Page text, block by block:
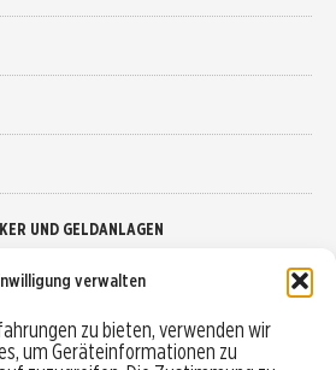
verwalten
zu bieten, verwenden wir
um Geräteinformationen zu
UND GELDANLAGEN